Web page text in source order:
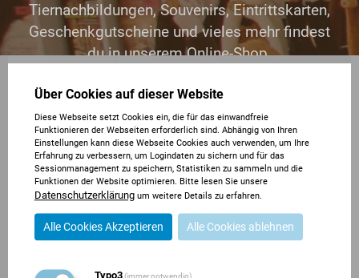
Über Cookies auf dieser Website
Diese Webseite setzt Cookies ein, die für das einwandfreie
Funktionieren der Webseiten erforderlich sind. Abhängig von Ihren
Einstellungen kann diese Webseite Cookies auch verwenden, um Ihre
Erfahrung zu verbessern, um Logindaten zu sichern und für das
Sessionmanagement zu speichern, Statistiken zu sammeln und die
Funktionen der Website optimieren. Bitte lesen Sie unsere
Datenschutzerklärungum weitere Details zu erfahren.
Alle Cookies Akzeptieren Alle Cookies ablehnen
Typo3
Tiernachbildungen, Souvenirs, Eintrittskarten,
Geschenkgutscheine und vieles mehr findest
du in unserem Online-Shop.
zum Shop